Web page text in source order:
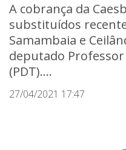
A cobrança da
substituídos
Samambaia e
deputado Professor
(PDT)....
27/04/2021 17:47